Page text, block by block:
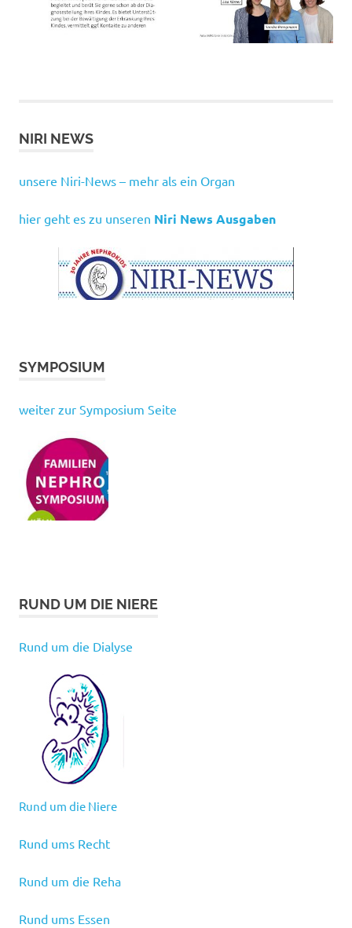
NIRI NEWS
unsere Niri-News – mehr als ein Organ
hier geht es zu unseren Niri News Ausgaben
SYMPOSIUM
weiter zur Symposium Seite
RUND UM DIE NIERE
Rund um die Dialyse
Rund um die Niere
Rund ums Recht
Rund um die Reha
Rund ums Essen